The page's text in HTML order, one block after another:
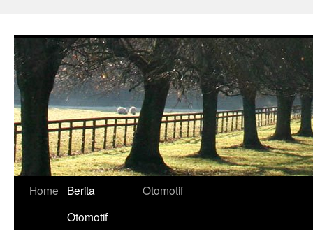
Home
Berita
Otomotif
Otomotif